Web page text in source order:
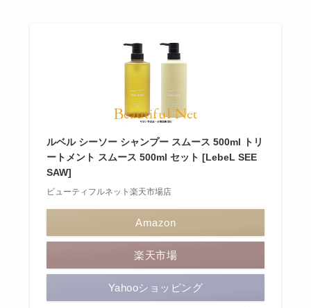
ルベル シーソー シャンプー スムース 500ml トリ
ートメント スムース 500ml セット [LebeL SEE
SAW]
ビューティフルネット楽天市場店
Amazon
楽天市場
Yahooショッピング